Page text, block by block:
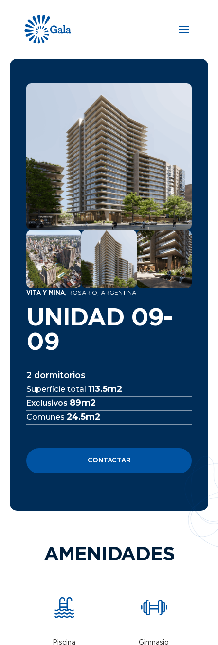
VITA Y MINA , ROSARIO, ARGENTINA
UNIDAD 09-
09
2 dormitorios
Superficie total 113.5m2
Exclusivos 89m2
Comunes 24.5m2
CONTACTAR
AMENIDADES
Piscina Gimnasio